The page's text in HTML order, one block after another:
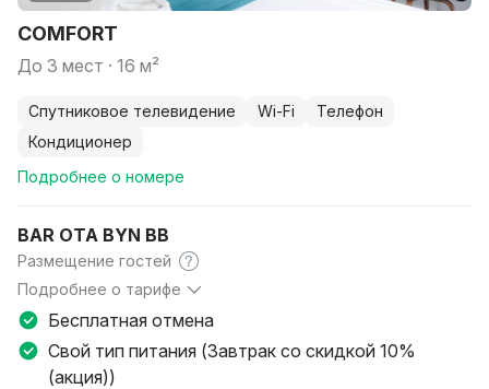
COMFORT
до 3 мест · 16 м²
спутниковое телевидение Wi-Fi
телефон
кондиционер
Подробнее о номере
BAR OTA BYN BB
Размещение гостей
Подробнее о тарифе
BAR OTA BYN BB
Бесплатная отмена
Свой тип питания (Завтрак со скидкой 10%
(акция))